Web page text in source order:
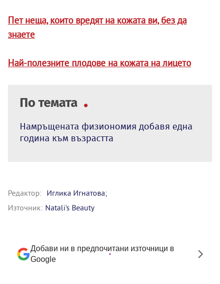
Пет неща, които вредят на кожата ви, без да
знаете
Най-полезните плодове на кожата на лицето
По темата
Намръщената физиономия добавя една
година към възрастта
Редактор: Иглика Игнатова;
Източник: Natali's Beauty
Добави ни в предпочитани източници в
Google